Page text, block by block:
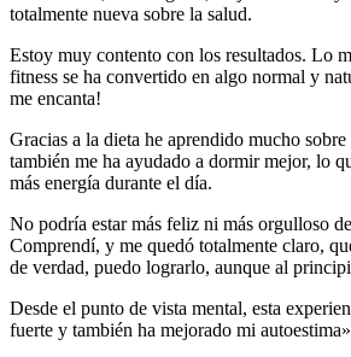
totalmente nueva sobre la salud.
Estoy muy contento con los resultados. Lo
fitness se ha convertido en algo normal y
me encanta!
Gracias a la dieta he aprendido mucho
también me ha ayudado a dormir mejor, lo
más energía durante el día.
No podría estar más feliz ni más orgulloso
Comprendí, y me quedó totalmente claro,
de verdad, puedo lograrlo, aunque al
Desde el punto de vista mental, esta
fuerte y también ha mejorado mi